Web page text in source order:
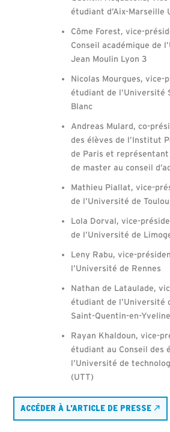
étudiant d’Aix-Marseille
Côme Forest, vice-
Conseil académique de
Jean Moulin Lyon 3
Nicolas Mourgues, vice-
étudiant de l’Université
Blanc
Andreas Mulard, co-
des élèves de l’Institut
de Paris et
de master au conseil
Mathieu Piallat, vice-
de l’Université de
Lola Dorval, vice-
de l’Université de
Leny Rabu, vice-
l’Université de Rennes
Nathan de Lataulade,
étudiant de l’Université
Saint-Quentin-en-
Rayan Khaldoun, vice-
étudiant au Conseil des
l’Université de
(UTT)
ACCÉDER À L’ARTICLE DE PRESSE